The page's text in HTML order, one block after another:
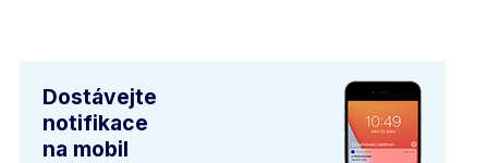
Dostávejte
notifikace
na mobil